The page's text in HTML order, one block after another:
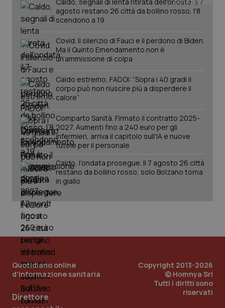
agosto restano 26 città da bollino rosso, l'8
scendono a 19
Covid. Il silenzio di Fauci e il perdono di Biden.
Ma il Quinto Emendamento non è
un’ammissione di colpa
Caldo estremo, FADOI: “Sopra i 40 gradi il
corpo può non riuscire più a disperdere il
calore”
Comparto Sanità. Firmato il contratto 2025-
2027. Aumenti fino a 240 euro per gli
infermieri, arriva il capitolo sull'IA e nuove
tutele per il personale
Caldo, l’ondata prosegue. Il 7 agosto 26 città
restano da bollino rosso, solo Bolzano torna
in giallo
Quotidiano online
d'informazione sanitaria
Direttore
Copyright 2013-2026
© Homnya Srl
Tutti i diritti sono
riservati
_ga
Google LLC
.quotidianosanita.it
PHPSESSID